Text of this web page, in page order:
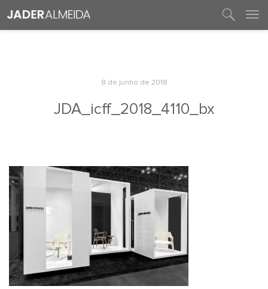
8 de junho de 2018
JDA_icff_2018_4110_bx